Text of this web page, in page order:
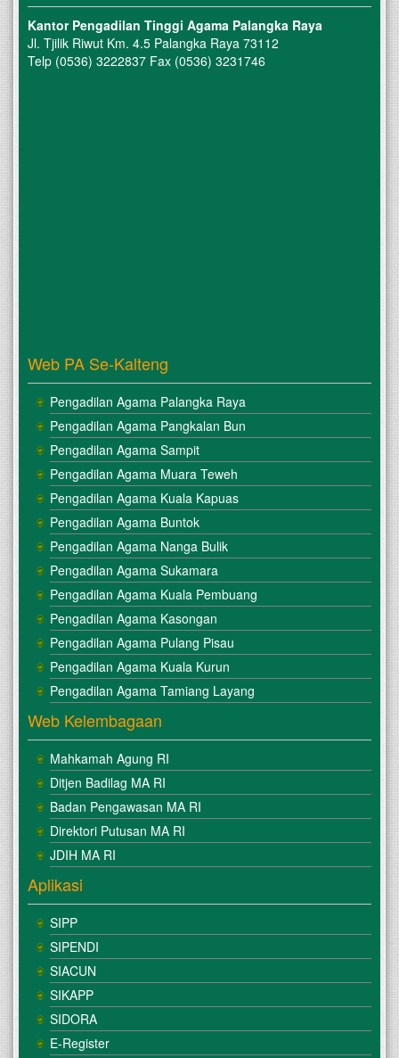
Kantor Pengadilan Tinggi Agama Palangka Raya
Jl. Tjilik Riwut Km. 4.5 Palangka Raya 73112
Telp (0536) 3222837 Fax (0536) 3231746
Web PA Se-Kalteng
Pengadilan Agama Palangka Raya
Pengadilan Agama Pangkalan Bun
Pengadilan Agama Sampit
Pengadilan Agama Muara Teweh
Pengadilan Agama Kuala Kapuas
Pengadilan Agama Buntok
Pengadilan Agama Nanga Bulik
Pengadilan Agama Sukamara
Pengadilan Agama Kuala Pembuang
Pengadilan Agama Kasongan
Pengadilan Agama Pulang Pisau
Pengadilan Agama Kuala Kurun
Pengadilan Agama Tamiang Layang
Web Kelembagaan
Mahkamah Agung RI
Ditjen Badilag MA RI
Badan Pengawasan MA RI
Direktori Putusan MA RI
JDIH MA RI
Aplikasi
SIPP
SIPENDI
SIACUN
SIKAPP
SIDORA
E-Register